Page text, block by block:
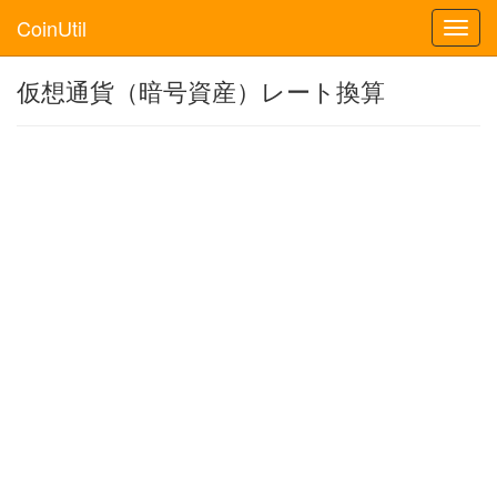
CoinUtil
仮想通貨（暗号資産）レート換算